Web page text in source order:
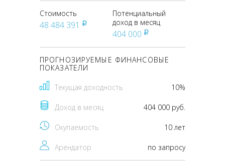
Стоимость
48 484 391 pуб
Потенциальный
доход в месяц
404 000 pуб
ПРОГНОЗИРУЕМЫЕ ФИНАНСОВЫЕ
ПОКАЗАТЕЛИ
Текущая доходность 10%
Доход в месяц 404 000 руб.
Окупаемость 10 лет
Арендатор по запросу